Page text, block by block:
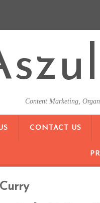
Content Marketing,
CONTACT US